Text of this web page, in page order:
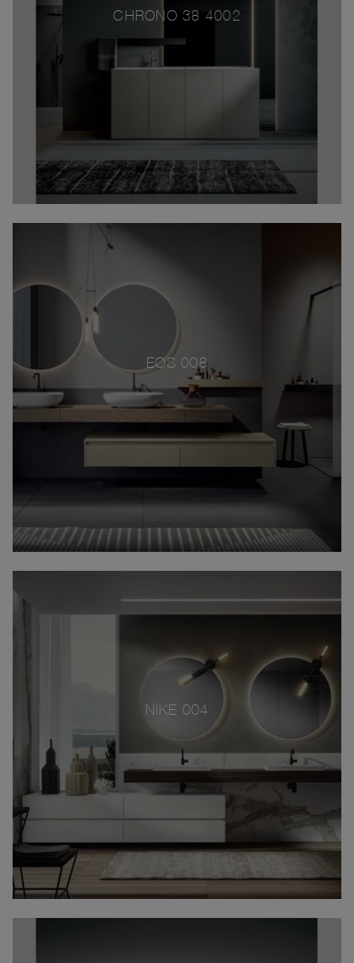
CHRONO 38 4002
EOS 008
NIKE 004